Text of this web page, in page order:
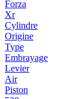
Forza
Xr
Cylindre
Origine
Type
Embrayage
Levier
Air
Piston